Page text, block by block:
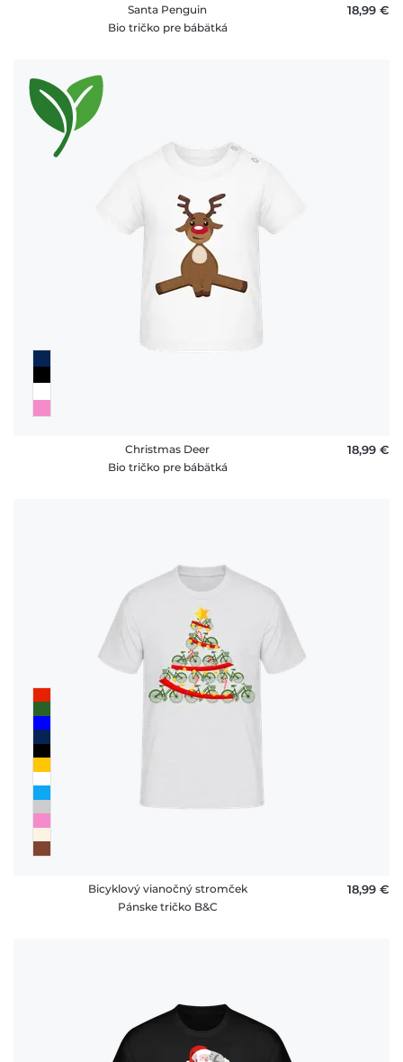
Santa Penguin
Bio tričko pre bábätká
18,99 €
Christmas Deer
Bio tričko pre bábätká
18,99 €
Bicyklový vianočný stromček
Pánske tričko B&C
18,99 €